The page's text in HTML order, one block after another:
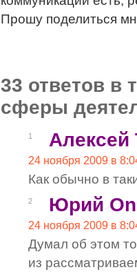
Прошу поделиться
33 ответов в
сферы
1 Алексей
24 ноября 2009 в
Как обычно в
2 Юрий
24 ноября 2009 в
Думал об этом
из